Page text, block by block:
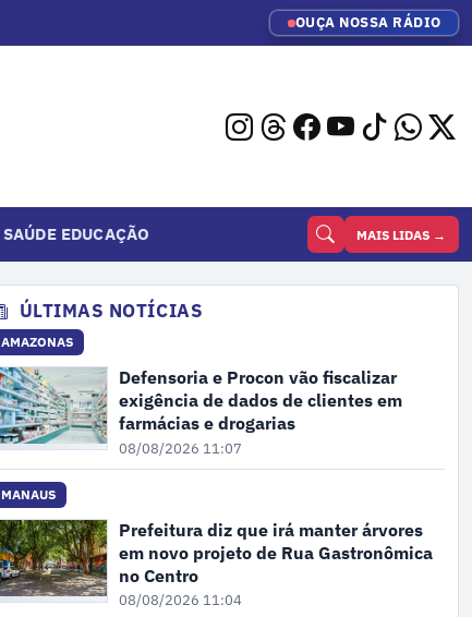
OUÇA NOSSA RÁDIO
SAÚDE EDUCAÇÃO MAIS LIDAS →
ÚLTIMAS NOTÍCIAS
AMAZONAS
Defensoria e Procon vão fiscalizar
exigência de dados de clientes em
farmácias e drogarias
08/08/2026 11:07
MANAUS
Prefeitura diz que irá manter árvores
em novo projeto de Rua Gastronômica
no Centro
08/08/2026 11:04